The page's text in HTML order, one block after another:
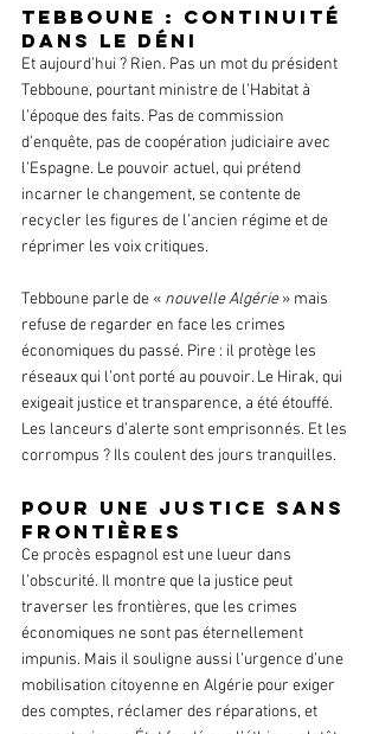
Tebboune : continuité
dans le déni
Et aujourd’hui ? Rien. Pas un mot du président
Tebboune, pourtant ministre de l’Habitat à
l’époque des faits. Pas de commission
d’enquête, pas de coopération judiciaire avec
l’Espagne. Le pouvoir actuel, qui prétend
incarner le changement, se contente de
recycler les figures de l’ancien régime et de
réprimer les voix critiques.
Tebboune parle de « nouvelle Algérie » mais
refuse de regarder en face les crimes
économiques du passé. Pire : il protège les
réseaux qui l’ont porté au pouvoir. Le Hirak, qui
exigeait justice et transparence, a été étouffé.
Les lanceurs d’alerte sont emprisonnés. Et les
corrompus ? Ils coulent des jours tranquilles.
Pour une justice sans
frontières
Ce procès espagnol est une lueur dans
l’obscurité. Il montre que la justice peut
traverser les frontières, que les crimes
économiques ne sont pas éternellement
impunis. Mais il souligne aussi l’urgence d’une
mobilisation citoyenne en Algérie pour exiger
des comptes, réclamer des réparations, et